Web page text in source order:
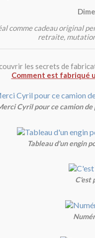
comme cadeau original
retraite,
les secrets de
Comment est fabriqué
Cyril pour ce camion
Tableau d'un engin
C'est